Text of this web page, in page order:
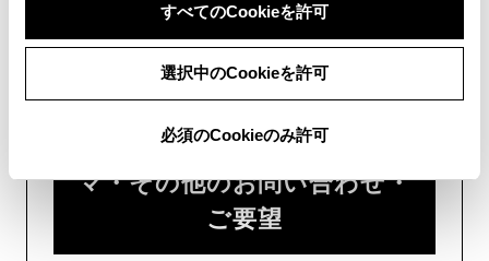
すべてのCookieを許可
選択中のCookieを許可
必須のCookieのみ許可
フォームでお問い合わせ
受付：24時間受付
ご購入・ご利用中のおクル
マ・その他のお問い合わせ・
ご要望​